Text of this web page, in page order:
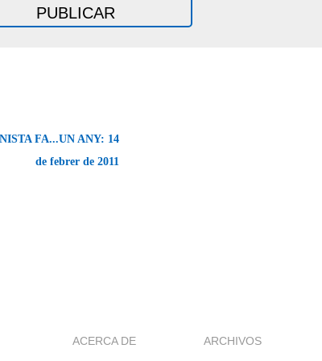
FA...UN ANY: 14
de febrer de 2011
ACERCA DE ARCHIVOS